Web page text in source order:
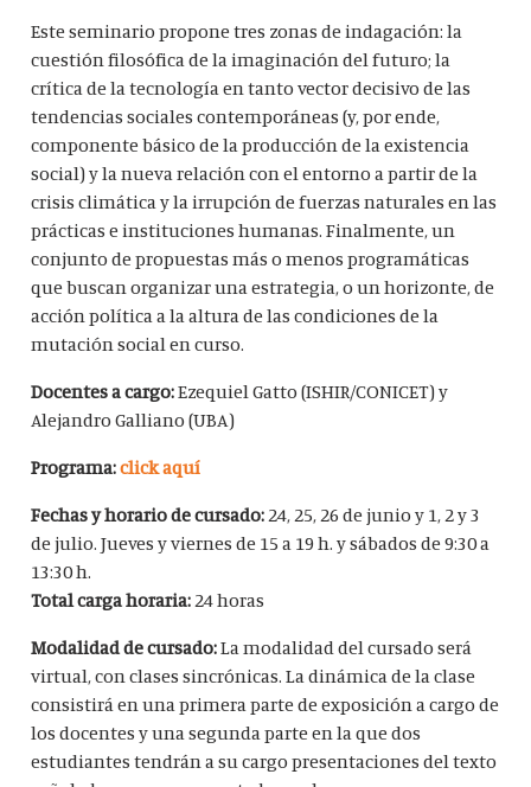
Este seminario propone tres zonas de indagación: la
cuestión filosófica de la imaginación del futuro; la
crítica de la tecnología en tanto vector decisivo de las
tendencias sociales contemporáneas (y, por ende,
componente básico de la producción de la existencia
social) y la nueva relación con el entorno a partir de la
crisis climática y la irrupción de fuerzas naturales en las
prácticas e instituciones humanas. Finalmente, un
conjunto de propuestas más o menos programáticas
que buscan organizar una estrategia, o un horizonte, de
acción política a la altura de las condiciones de la
mutación social en curso.
Docentes a cargo:Ezequiel Gatto (ISHIR/CONICET) y
Alejandro Galliano (UBA)
Programa:click aquí
Fechas y horario de cursado:24, 25, 26 de junio y 1, 2 y 3
de julio. Jueves y viernes de 15 a 19 h. y sábados de 9:30 a
13:30 h.
Total carga horaria:24 horas
Modalidad de cursado:La modalidad del cursado será
virtual, con clases sincrónicas. La dinámica de la clase
consistirá en una primera parte de exposición a cargo de
los docentes y una segunda parte enla que dos
estudiantes tendrán a su cargo presentaciones del texto